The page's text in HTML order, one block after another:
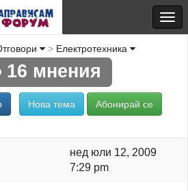
Електротехника
16 мнения
Нова тема Абонирай се
нед юли 12, 2009
7:29 pm